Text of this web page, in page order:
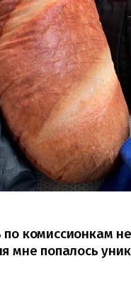
комиссионкам
мне попалось